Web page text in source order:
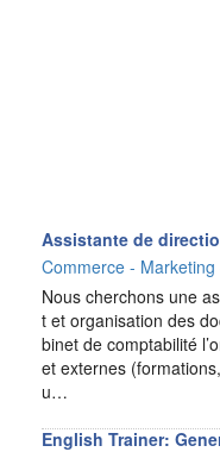
Assistante de
Commerce - Marketing
Nous cherchons une
t et organisation des
binet de comptabilité
et externes
u…
English Trainer: